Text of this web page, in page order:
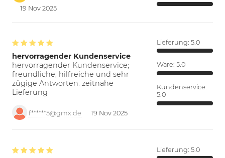
19 Nov 2025
hervorragender Kundenservice
hervorragender Kundenservice;
freundliche, hilfreiche und sehr
zügige Antworten. zeitnahe
Lieferung
f******5@gmx.de 19 Nov 2025
Lieferung: 5.0
Ware: 5.0
Kundenservice:
5.0
Lieferung: 5.0